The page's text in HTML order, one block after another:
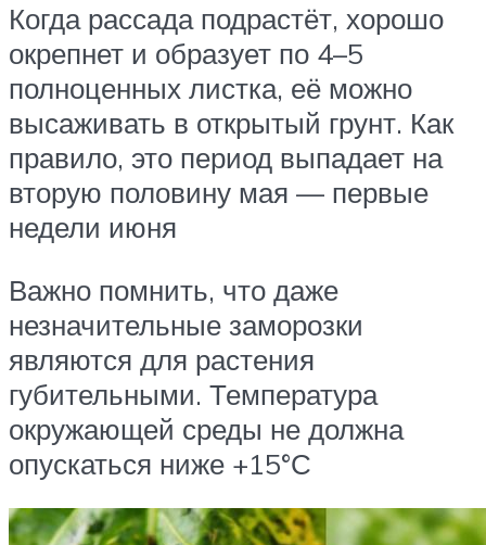
Когда рассада подрастёт, хорошо
окрепнет и образует по 4–5
полноценных листка, её можно
высаживать в открытый грунт. Как
правило, это период выпадает на
вторую половину мая — первые
недели июня
Важно помнить, что даже
незначительные заморозки
являются для растения
губительными. Температура
окружающей среды не должна
опускаться ниже +15°С